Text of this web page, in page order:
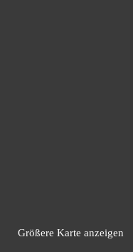
Größere Karte anzeigen